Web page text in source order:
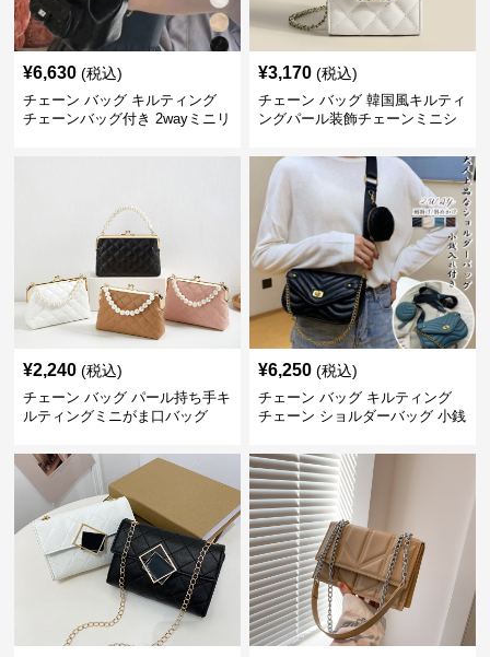
¥6,630 (税込)
チェーン バッグ キルティング
チェーンバッグ付き 2wayミニリ
¥3,170 (税込)
チェーン バッグ 韓国風キルティ
ングパール装飾チェーンミニシ
¥2,240 (税込)
チェーン バッグ パール持ち手キ
ルティングミニがま口バッグ
¥6,250 (税込)
チェーン バッグ キルティング
チェーン ショルダーバッグ 小銭